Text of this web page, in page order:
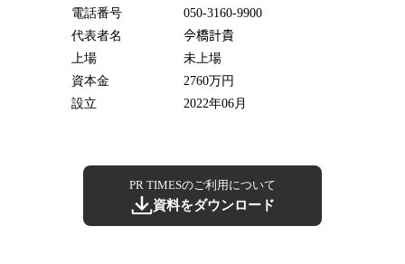
電話番号
050-3160-9900
代表者名
𫝆橋計貴
上場
未上場
資本金
2760万円
設立
2022年06月
PR TIMESのご利用について
資料をダウンロード